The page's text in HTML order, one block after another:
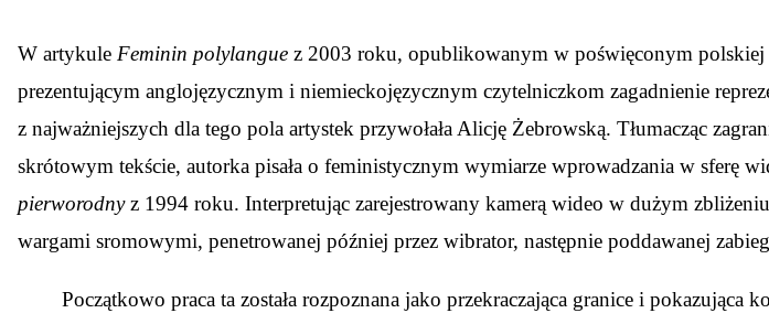
W artykule Feminin polylangue z 2003 roku, opublikowanym w poświęconym polskiej
prezentującym anglojęzycznym i niemieckojęzycznym czytelniczkom zagadnienie
z najważniejszych dla tego pola artystek przywołała Alicję Żebrowską. Tłumacząc
skrótowym tekście, autorka pisała o feministycznym wymiarze wprowadzania w sferę
pierworodnyz 1994 roku. Interpretując zarejestrowany kamerą wideo w dużym
wargami sromowymi, penetrowanej później przez wibrator, następnie poddawanej
Początkowo praca ta została rozpoznana jako przekraczająca granice i